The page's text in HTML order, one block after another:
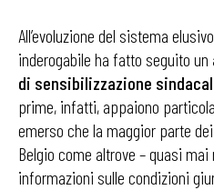
All’evoluzione del sistema
inderogabile ha fatto seguito un
di sensibilizzazione
prime, infatti, appaiono
emerso che la maggior parte
Belgio come altrove – quasi
informazioni sulle condizioni